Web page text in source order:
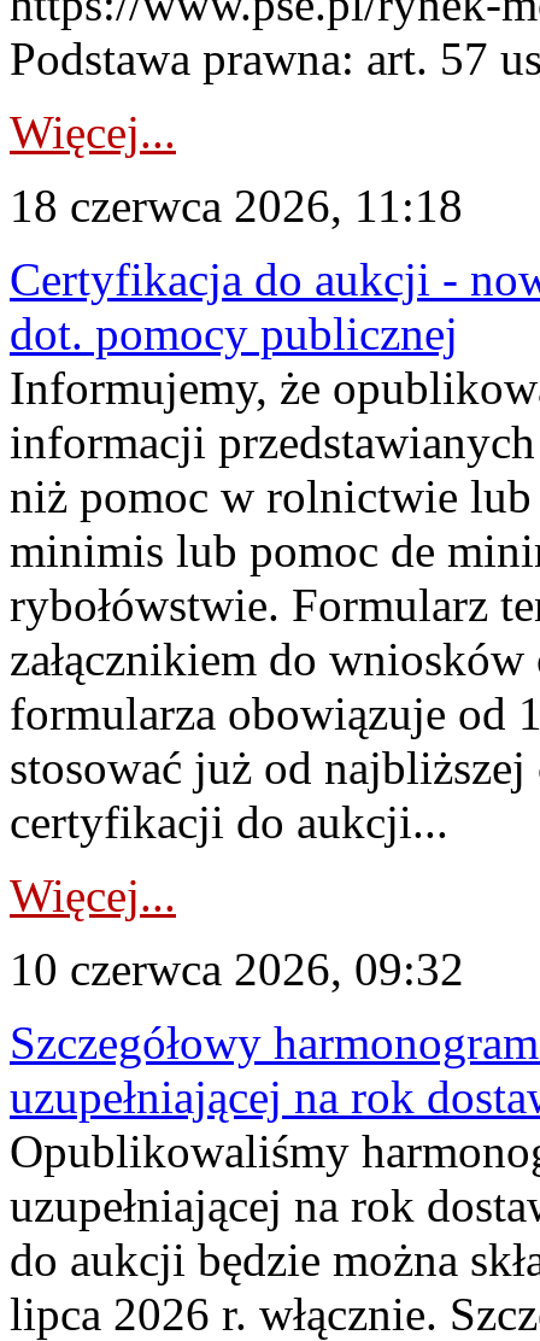
Podstawa prawna: art. 57
Więcej...
18 czerwca 2026, 11:18
Certyfikacja do aukcji -
dot. pomocy publicznej
Informujemy, że
informacji
niż pomoc w rolnictwie lub
minimis lub pomoc de
rybołówstwie. Formularz
załącznikiem do
formularza obowiązuje od
stosować już od
certyfikacji do aukcji...
Więcej...
10 czerwca 2026, 09:32
Szczegółowy
uzupełniającej na rok
Opublikowaliśmy
uzupełniającej na rok
do aukcji będzie można
lipca 2026 r. włącznie.